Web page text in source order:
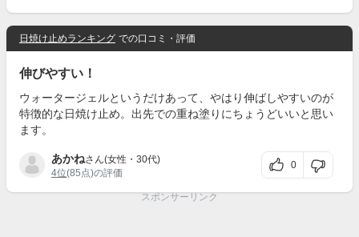
日焼け止めランキング での口コミ・評価
伸びやすい！
ウォータージェルというだけあって、やはり伸ばしやすいのが
特徴的な日焼け止め。出先での重ね塗りにちょうどいいと思い
ます。
あかねさん(女性・30代)
4位(85点)の評価
0
スポンサーリンク